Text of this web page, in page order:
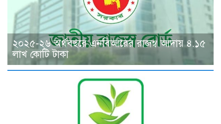
২০২৫-২৬ অর্থবছরে এনবিআরের রাজস্ব আদায় ৪.১৫
লাখ কোটি টাকা